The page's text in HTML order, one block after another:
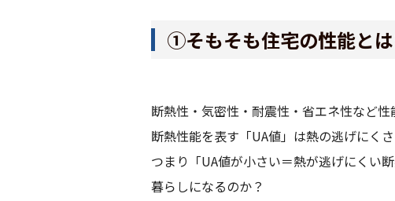
①そもそも住宅の性能と
断熱性・気密性・耐震性・省エネ性など性
断熱性能を表す「UA値」は熱の逃げにくさ
つまり「UA値が小さい＝熱が逃げにくい
暮らしになるのか？